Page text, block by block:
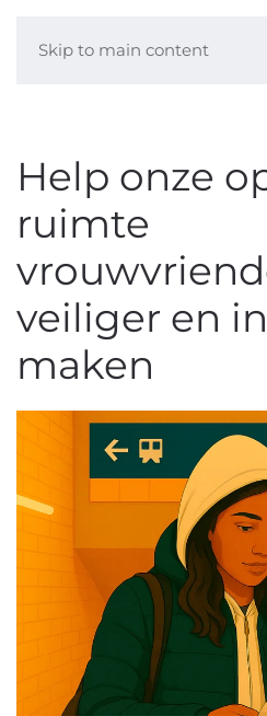
Skip to main content
Help onze
ruimte
veiliger en
maken